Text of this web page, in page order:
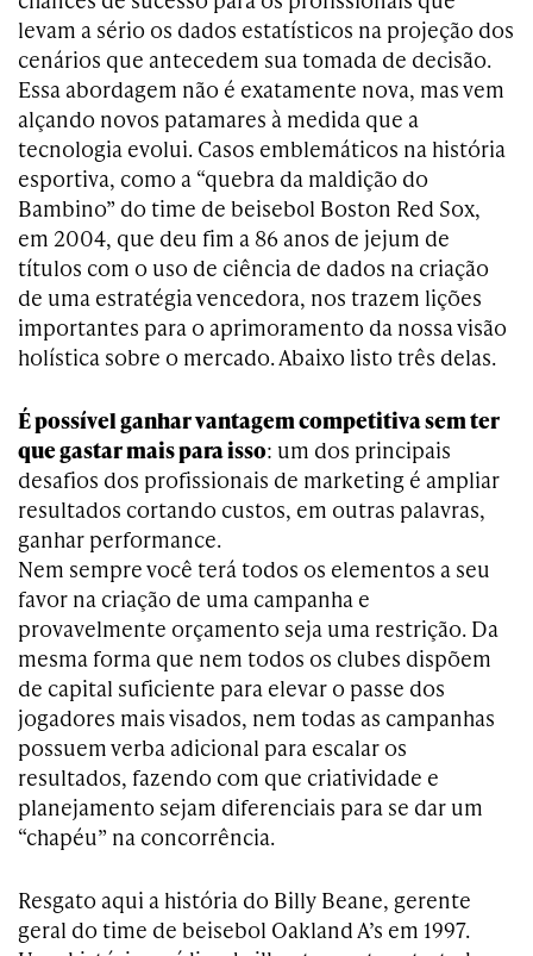
levam a sério os dados estatísticos na projeção dos
cenários que antecedem sua tomada de decisão.
Essa abordagem não é exatamente nova, mas vem
alçando novos patamares à medida que a
tecnologia evolui. Casos emblemáticos na história
esportiva, como a “quebra da maldição do
Bambino” do time de beisebol Boston Red Sox,
em 2004, que deu fim a 86 anos de jejum de
títulos com o uso de ciência de dados na criação
de uma estratégia vencedora, nos trazem lições
importantes para o aprimoramento da nossa visão
holística sobre o mercado. Abaixo listo três delas.
É possível ganhar vantagem competitiva sem ter
que gastar mais para isso: um dos principais
desafios dos profissionais de marketing é ampliar
resultados cortando custos, em outras palavras,
ganhar performance.
Nem sempre você terá todos os elementos a seu
favor na criação de uma campanha e
provavelmente orçamento seja uma restrição. Da
mesma forma que nem todos os clubes dispõem
de capital suficiente para elevar o passe dos
jogadores mais visados, nem todas as campanhas
possuem verba adicional para escalar os
resultados, fazendo com que criatividade e
planejamento sejam diferenciais para se dar um
“chapéu” na concorrência.
Resgato aqui a história do Billy Beane, gerente
geral do time de beisebol Oakland A’s em 1997.